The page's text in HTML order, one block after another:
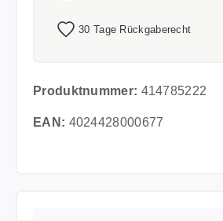
30 Tage Rückgaberecht
Produktnummer: 414785222
EAN: 4024428000677